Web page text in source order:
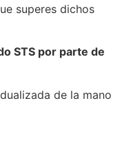
superes dichos
STS por parte de
de la mano